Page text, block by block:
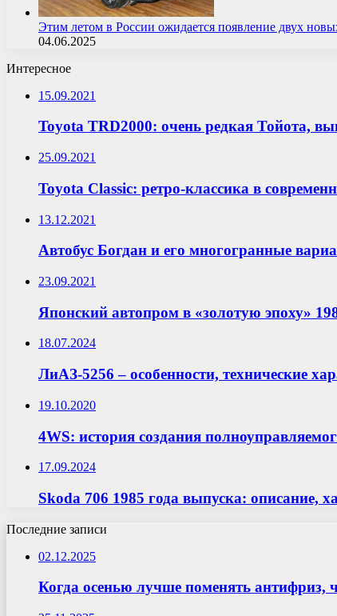
Этим летом в России ожидается появление двух
04.06.2025
Интересное
15.09.2021
Toyota TRD2000: очень редкая Тойота,
25.09.2021
Toyota Classic: ретро-классика в
13.12.2021
Автобус Богдан и его многогранные
23.09.2021
Японский автопром в «золотую эпоху»
18.07.2024
ЛиАЗ-5256 – особенности, технические
19.10.2020
4WS: история создания
17.09.2024
Skoda 706 1985 года выпуска: описание,
Последние записи
02.12.2025
Когда осенью лучше поменять антифриз,